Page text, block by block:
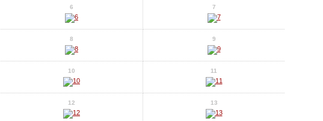
6 7
8 9
10 11
12 13